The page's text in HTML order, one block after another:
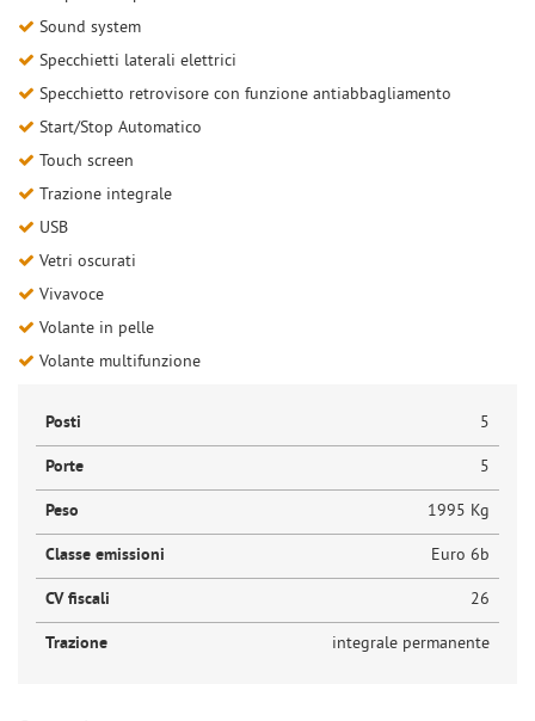
Sound system
Specchietti laterali elettrici
Specchietto retrovisore con funzione antiabbagliamento
Start/Stop Automatico
Touch screen
Trazione integrale
USB
Vetri oscurati
Vivavoce
Volante in pelle
Volante multifunzione
Posti 5
Porte 5
Peso 1995 Kg
Classe emissioni Euro 6b
CV fiscali 26
Trazione integrale permanente